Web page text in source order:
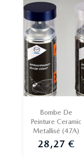
Bombe De
Peinture Ceramic
Metallisé (47A)
Prix
28,27 €